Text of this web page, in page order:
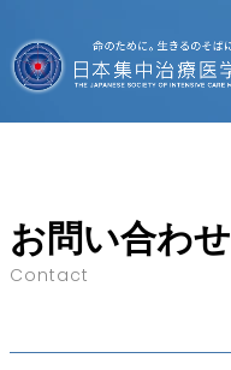
お問い合わせ
Contact